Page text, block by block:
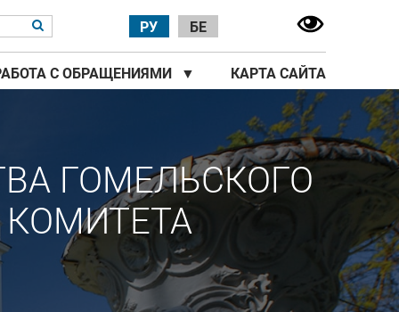
РУ БЕ
С ОБРАЩЕНИЯМИ ▼ КАРТА САЙТА
ГОМЕЛЬСКОГО